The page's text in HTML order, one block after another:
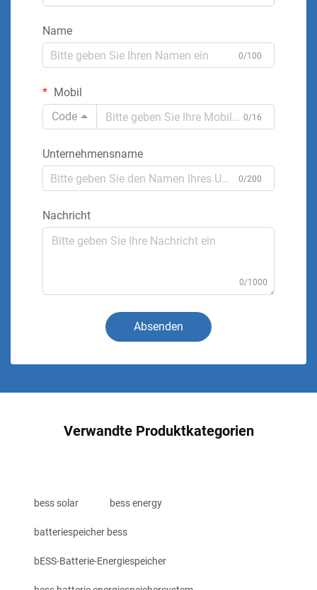
Name
0/100
Mobil
Code
0/16
Unternehmensname
0/200
Nachricht
0/1000
Absenden
Verwandte Produktkategorien
bess solar bess energy
batteriespeicher bess
bESS-Batterie-Energiespeicher